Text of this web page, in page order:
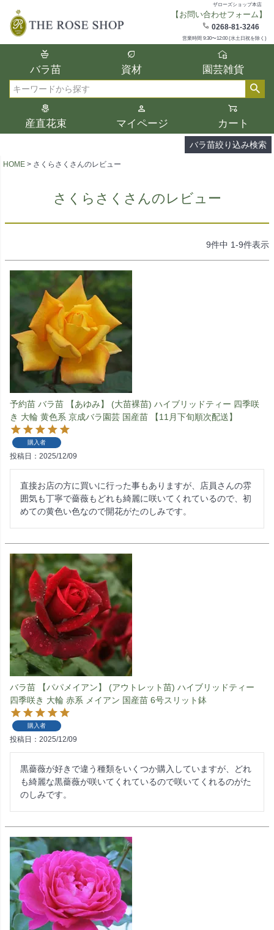
ザローズショップ本店
【お問い合わせフォーム】
0268-81-3246
営業時間 9:30〜12:00 (水土日祝を除く)
バラ苗 資材 園芸雑貨
産直花束 マイページ カート
バラ苗絞り込み検索
在庫
在庫ありのみ表示
検索
複数の条件を選択して絞り込み検索が可能
選択した項目全てに該当する品種のみ検索
結果に表示されます。
タイプ、カラー、ブランドなどは1つずつ選
択してください。
HOME さくらさくさんのレビュー
さくらさくさんのレビュー
9件中 1-9件表示
予約苗 バラ苗 【あゆみ】 (大苗裸苗) ハイブリッドティー 四季咲
き 大輪 黄色系 京成バラ園芸 国産苗 【11月下旬順次配送】
購入者
投稿日 2025/12/09
直接お店の方に買いに行った事もありますが、店員さんの雰
囲気も丁寧で薔薇もどれも綺麗に咲いてくれているので、初
めての黄色い色なので開花がたのしみです。
バラ苗 【パパメイアン】 (アウトレット苗) ハイブリッドティー
四季咲き 大輪 赤系 メイアン 国産苗 6号スリット鉢
購入者
投稿日 2025/12/09
黒薔薇が好きで違う種類をいくつか購入していますが、どれ
も綺麗な黒薔薇が咲いてくれているので咲いてくれるのがた
のしみです。